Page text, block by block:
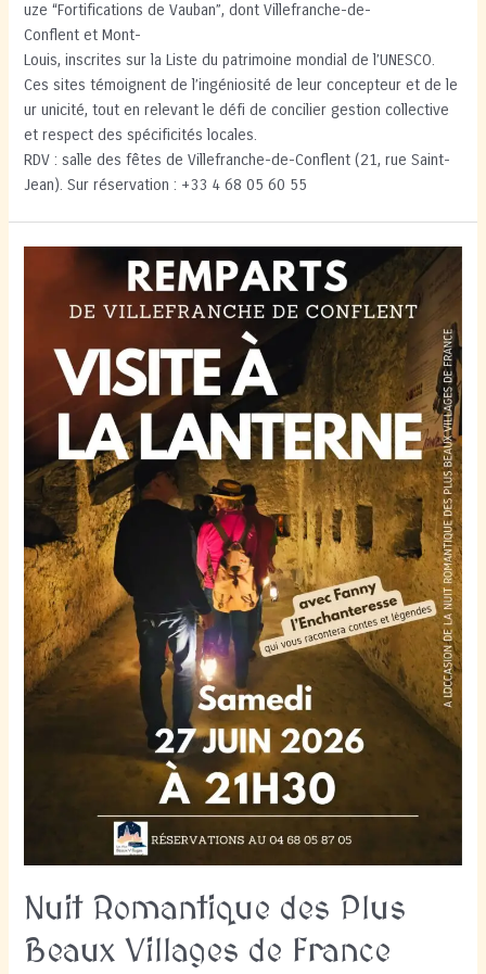
uze “Fortifications de Vauban”, dont Villefranche-de-
Conflent et Mont-
Louis, inscrites sur la Liste du patrimoine mondial de l’UNESCO.
Ces sites témoignent de l’ingéniosité de leur concepteur et de le
ur unicité, tout en relevant le défi de concilier gestion collective
et respect des spécificités locales.
RDV : salle des fêtes de Villefranche-de-Conflent (21, rue Saint-
Jean). Sur réservation : +33 4 68 05 60 55
Nuit Romantique des Plus
Beaux Villages de France